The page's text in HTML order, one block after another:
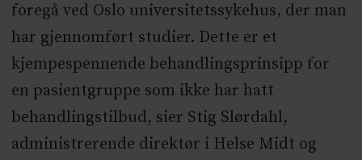
foregå ved Oslo universitetssykehus, der man
har gjennomført studier. Dette er et
kjempespennende behandlingsprinsipp for
en pasientgruppe som ikke har hatt
behandlingstilbud, sier Stig Slørdahl,
administrerende direktør i Helse Midt og